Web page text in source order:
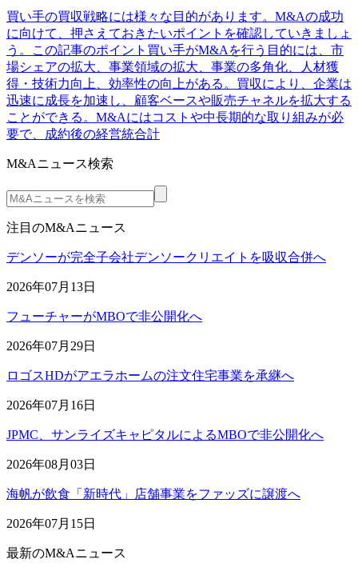
買い手の買収戦略には様々な目的があります。M&Aの成功
に向けて、押さえておきたいポイントを確認していきましょ
う。この記事のポイント買い手がM&Aを行う目的には、市
場シェアの拡大、事業領域の拡大、事業の多角化、人材獲
得・技術力向上、効率性の向上がある。買収により、企業は
迅速に成長を加速し、顧客ベースや販売チャネルを拡大する
ことができる。M&Aにはコストや中長期的な取り組みが必
要で、成約後の経営統合計
M&Aニュース検索
注目のM&Aニュース
デンソーが完全子会社デンソークリエイトを吸収合併へ
2026年07月13日
フューチャーがMBOで非公開化へ
2026年07月29日
ロゴスHDがアエラホームの注文住宅事業を承継へ
2026年07月16日
JPMC、サンライズキャピタルによるMBOで非公開化へ
2026年08月03日
海帆が飲食「新時代」店舗事業をファッズに譲渡へ
2026年07月15日
最新のM&Aニュース